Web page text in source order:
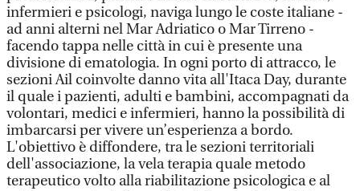
infermieri e psicologi, naviga lungo le coste italiane -
ad anni alterni nel Mar Adriatico o Mar Tirreno -
facendo tappa nelle città in cui è presente una
divisione di ematologia. In ogni porto di attracco, le
sezioni Ail coinvolte danno vita all'Itaca Day, durante
il quale i pazienti, adulti e bambini, accompagnati da
volontari, medici e infermieri, hanno la possibilità di
imbarcarsi per vivere un’esperienza a bordo.
L'obiettivo è diffondere, tra le sezioni territoriali
dell'associazione, la vela terapia quale metodo
terapeutico volto alla riabilitazione psicologica e al